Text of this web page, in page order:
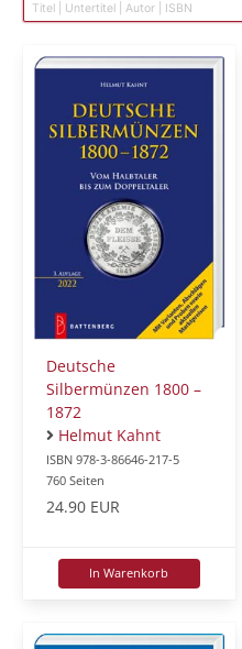
Deutsche
Silbermünzen 1800 –
1872
Helmut Kahnt
ISBN 978-3-86646-217-5
760 Seiten
24.90 EUR
In Warenkorb